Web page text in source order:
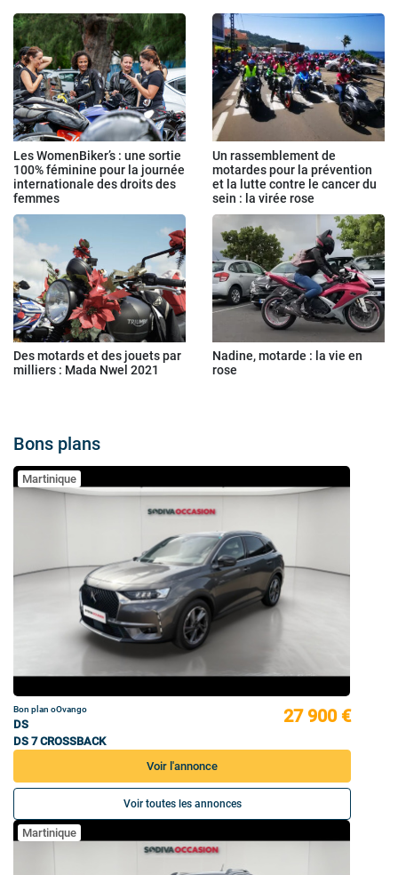
Les WomenBiker’s : une sortie
100% féminine pour la journée
internationale des droits des
femmes
Un rassemblement de
motardes pour la prévention
et la lutte contre le cancer du
sein : la virée rose
Des motards et des jouets par
milliers : Mada Nwel 2021
Nadine, motarde : la vie en
rose
Bons plans
Martinique
Bon plan oOvango
DS
DS 7 CROSSBACK
27 900 €
Voir l'annonce
Voir toutes les annonces
Martinique